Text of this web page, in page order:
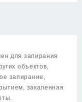
для запирания
объектов,
запирание,
закаленная